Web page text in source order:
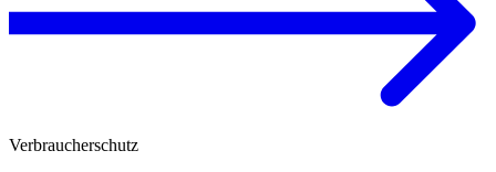
Verbraucherschutz